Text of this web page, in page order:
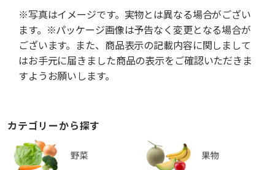
※写真はイメージです。実物とは異なる場合がござい
ます。※パッケージ画像は予告なく変更となる場合が
ございます。また、商品表示の記載内容に関しまして
はお手元に届きました商品の表示をご確認いただきま
すようお願いします。
カテゴリーから探す